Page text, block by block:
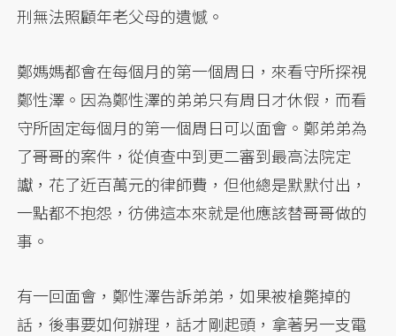
刑無法照顧年老父母的遺憾。
鄭媽媽都會在每個月的第一個周日，來看守所探視
鄭性澤。因為鄭性澤的弟弟只有周日才休假，而看
守所固定每個月的第一個周日可以面會。鄭弟弟為
了哥哥的案件，從偵查中到更二審到最高法院定
讞，花了近百萬元的律師費，但他總是默默付出，
一點都不抱怨，彷佛這本來就是他應該替哥哥做的
事。
有一回面會，鄭性澤告訴弟弟，如果被槍斃掉的
話，後事要如何辦理，話才剛起頭，拿著另一支電